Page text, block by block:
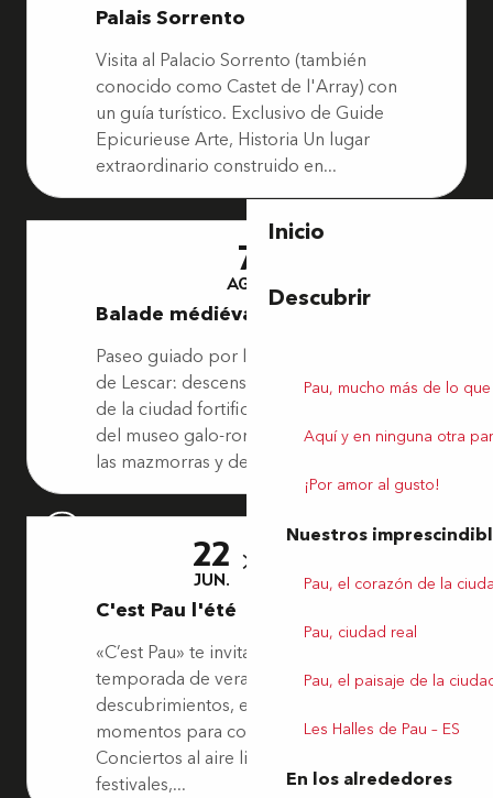
Inicio
Descubrir
Pau, mucho más de lo
Aquí y en ninguna otra
¡Por amor al gusto!
Nuestros
Pau, el corazón de la
Pau, ciudad real
Pau, el paisaje de la
Les Halles de Pau – ES
En los alrededores
Palais Sorrento
Visita al Palacio Sorrento (también
conocido como Castet de l'Array) con
un guía turístico. Exclusivo de Guide
Epicurieuse Arte, Historia Un lugar
extraordinario construido en...
7
AGO.
Balade médiévale
Paseo guiado por la ciudad medieval
de Lescar: descenso por las murallas
de la ciudad fortificada, presentación
del museo galo-romano, entrada en
las mazmorras y descubrimiento...
22
JUN.
6
C'est Pau l'été
«C’est Pau» te invita a vivir una
temporada de verano llena de
descubrimientos, emociones y
momentos para compartir.
Conciertos al aire libre, espectáculos,
festivales,...